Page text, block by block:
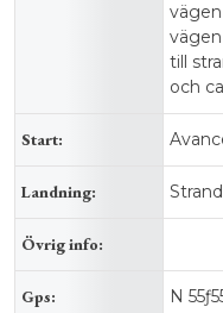
till
och
Start:
Landning:
Övrig info:
Gps: N